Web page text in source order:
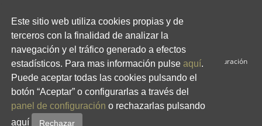
Este sitio web utiliza cookies propias y de
terceros con la finalidad de analizar la
navegación y el tráfico generado a efectos
estadísticos. Para mas información pulseaquí.
Puede aceptar todas las cookies pulsando el
botón “Aceptar” o configurarlas a través del
panel de configuración o rechazarlas pulsando
aquí
Rechazar
Nuestra Firma Servicios
Pack iguala
Contacta
Clientes
RB en los medios
Enlaces
Privacidad
Aviso Legal
Política de Cookies Panel de Configuración
Redes Sociales